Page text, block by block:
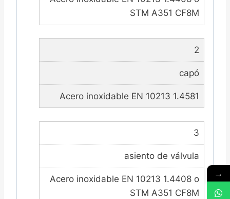
STM A351 CF8M
2
capó
Acero inoxidable EN 10213 1.4581
3
asiento de válvula
Acero inoxidable EN 10213 1.4408 o
STM A351 CF8M
→